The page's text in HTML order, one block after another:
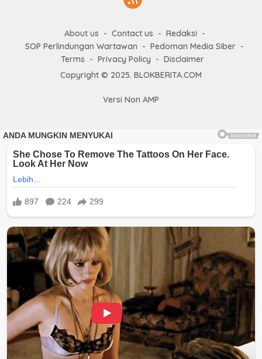
About us Contact us
Redaksi
SOP Perlindungan Wartawan
Pedoman Media Siber
Terms
Privacy Policy
Disclaimer
Copyright © 2025. BLOKBERITA.COM
Versi Non AMP